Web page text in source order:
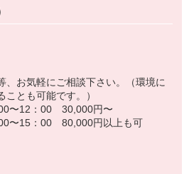
立をしているHさん。
例としてご紹介いたします！
ます。
届けの準備
、集計作業
裕をもってできます！
お気軽にご相談下さい。（環境に
とも可能です。）
〜12：00 30,000円〜
〜15：00 80,000円以上も可